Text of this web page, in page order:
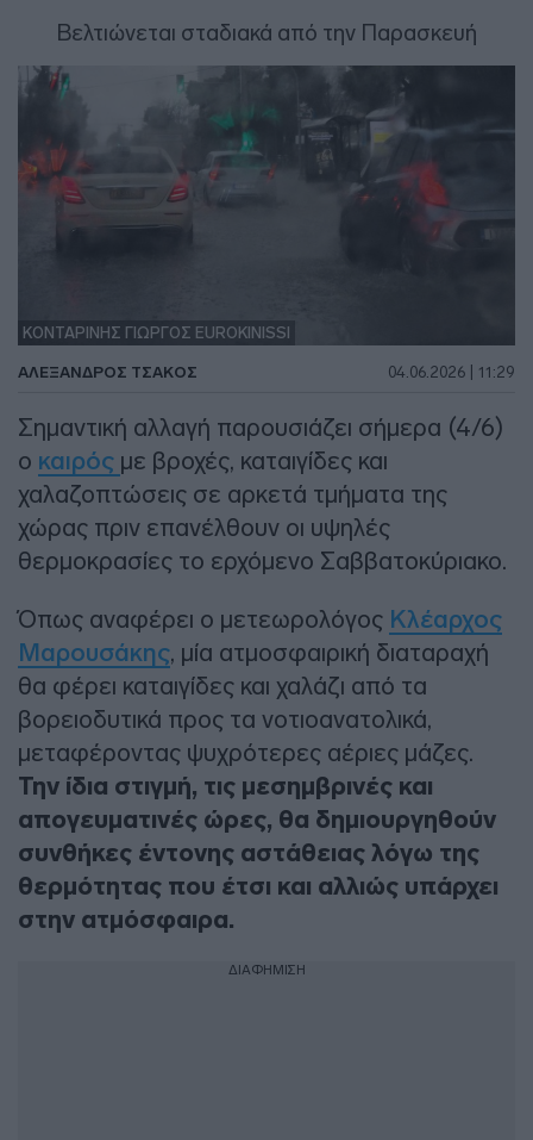
Βελτιώνεται σταδιακά από την Παρασκευή
ΚΟΝΤΑΡΙΝΗΣ ΓΙΩΡΓΟΣ EUROKINISSI
ΑΛΈΞΑΝΔΡΟΣ ΤΣΆΚΟΣ 04.06.2026 | 11:29
Σημαντική αλλαγή παρουσιάζει σήμερα (4/6)
ο καιρός με βροχές, καταιγίδες και
χαλαζοπτώσεις σε αρκετά τμήματα της
χώρας πριν επανέλθουν οι υψηλές
θερμοκρασίες το ερχόμενο Σαββατοκύριακο.
Όπως αναφέρει ο μετεωρολόγος Κλέαρχος
Μαρουσάκης, μία ατμοσφαιρική διαταραχή
θα φέρει καταιγίδες και χαλάζι από τα
βορειοδυτικά προς τα νοτιοανατολικά,
μεταφέροντας ψυχρότερες αέριες μάζες.
Την ίδια στιγμή, τις μεσημβρινές και
απογευματινές ώρες, θα δημιουργηθούν
συνθήκες έντονης αστάθειας λόγω της
θερμότητας που έτσι και αλλιώς υπάρχει
στην ατμόσφαιρα.
ΔΙΑΦΗΜΙΣΗ